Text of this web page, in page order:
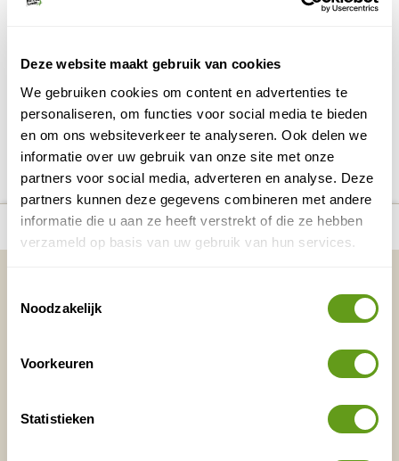
Deze website maakt gebruik van cookies
We gebruiken cookies om content en advertenties te
personaliseren, om functies voor social media te bieden
en om ons websiteverkeer te analyseren. Ook delen we
informatie over uw gebruik van onze site met onze
partners voor social media, adverteren en analyse. Deze
partners kunnen deze gegevens combineren met andere
informatie die u aan ze heeft verstrekt of die ze hebben
verzameld op basis van uw gebruik van hun services.
Noodzakelijk
Voorkeuren
Statistieken
Meer weten over de verschillende soorten apen
BEKIJK
Deel deze pagina! DELEN OP FACEBOOK
DELEN OP XDELEN VIA DE MAIL
DELEN OP PINTEREST
DELEN OP
number_of_trips:
3 Bekijk alle reizen naar Ayeaye Bekijk kaart
Voornaam